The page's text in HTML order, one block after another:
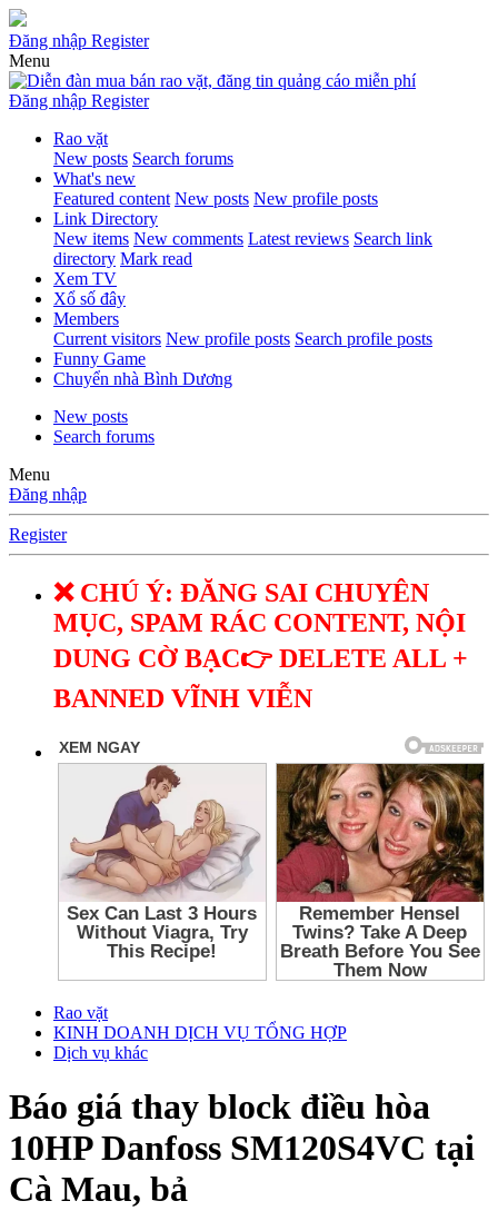
Đăng nhập Register
Menu
Đăng nhập Register
Rao vặt
New posts Search forums
What's new
Featured content New posts New profile posts
Link Directory
New items New comments Latest reviews Search link
directory Mark read
Xem TV
Xổ số đây
Members
Current visitors New profile posts Search profile posts
Funny Game
Chuyển nhà Bình Dương
New posts
Search forums
Menu
Đăng nhập
Register
❌ CHÚ Ý: ĐĂNG SAI CHUYÊN
MỤC, SPAM RÁC CONTENT, NỘI
DUNG CỜ BẠC👉 DELETE ALL +
BANNED VĨNH VIỄN
Rao vặt
KINH DOANH DỊCH VỤ TỔNG HỢP
Dịch vụ khác
Báo giá thay block điều hòa
10HP Danfoss SM120S4VC tại
Cà Mau, bả